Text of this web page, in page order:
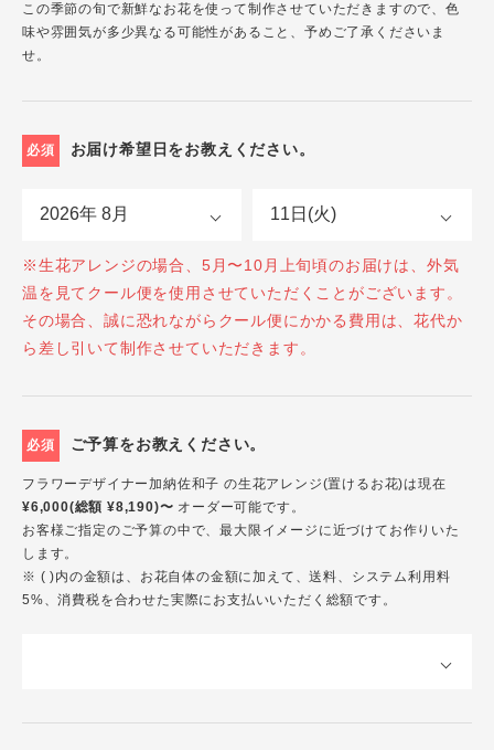
この季節の旬で新鮮なお花を使って制作させていただきますので、色
味や雰囲気が多少異なる可能性があること、予めご了承くださいま
せ。
必須 お届け希望日をお教えください。
※生花アレンジの場合、5月〜10月上旬頃のお届けは、外気
温を見てクール便を使用させていただくことがございます。
その場合、誠に恐れながらクール便にかかる費用は、花代か
ら差し引いて制作させていただきます。
必須 ご予算をお教えください。
フラワーデザイナー加納佐和子 の生花アレンジ(置けるお花)は現在
¥6,000(総額 ¥8,190)〜 オーダー可能です。
お客様ご指定のご予算の中で、最大限イメージに近づけてお作りいた
します。
※ ( )内の金額は、お花自体の金額に加えて、送料、システム利用料
5%、消費税を合わせた実際にお支払いいただく総額です。